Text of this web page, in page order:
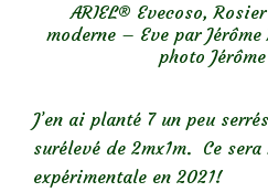
ARIEL® Evecoso,
moderne – Eve par
photo
J’en ai planté 7 un peu
surélevé de 2mx1m. Ce
expérimentale en 2021!